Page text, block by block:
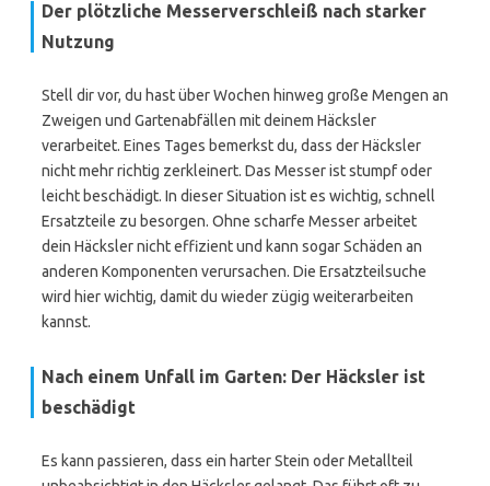
Der plötzliche Messerverschleiß nach starker
Nutzung
Stell dir vor, du hast über Wochen hinweg große Mengen an
Zweigen und Gartenabfällen mit deinem Häcksler
verarbeitet. Eines Tages bemerkst du, dass der Häcksler
nicht mehr richtig zerkleinert. Das Messer ist stumpf oder
leicht beschädigt. In dieser Situation ist es wichtig, schnell
Ersatzteile zu besorgen. Ohne scharfe Messer arbeitet
dein Häcksler nicht effizient und kann sogar Schäden an
anderen Komponenten verursachen. Die Ersatzteilsuche
wird hier wichtig, damit du wieder zügig weiterarbeiten
kannst.
Nach einem Unfall im Garten: Der Häcksler ist
beschädigt
Es kann passieren, dass ein harter Stein oder Metallteil